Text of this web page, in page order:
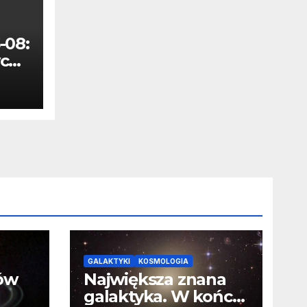
08:
i
GALAKTYKI KOSMOLOGIA
Największa znana
galaktyka. W końcu